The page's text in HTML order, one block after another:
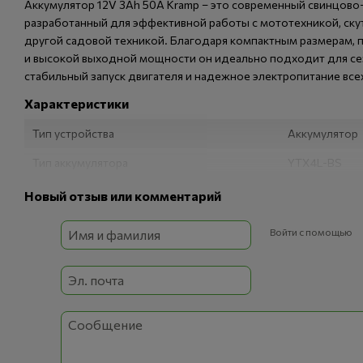
Аккумулятор 12V 3Ah 50A Kramp – это современный
разработанный для эффективной работы с мототехникой,
другой садовой техникой. Благодаря компактным размерам,
и высокой выходной мощности он идеально подходит для
стабильный запуск двигателя и надежное электропитание
Характеристики
Тип устройства Аккумулятор
Ёмкость
Напряжение
Выходная мощность
Материал корпуса Пластик
Новый отзыв или комментарий
Войти с помощью